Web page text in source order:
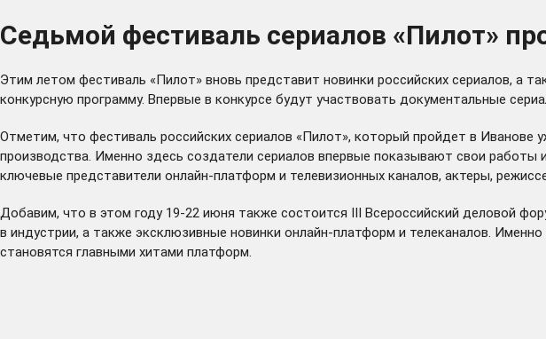
Седьмой фестиваль сериалов «Пилот»
Этим летом фестиваль «Пилот» вновь представит новинки российских сериалов, а
конкурсную программу. Впервые в конкурсе будут участвовать документальные
Отметим, что фестиваль российских сериалов «Пилот», который пройдет в Иванове
производства. Именно здесь создатели сериалов впервые показывают свои
ключевые представители онлайн-платформ и телевизионных каналов, актеры,
Добавим, что в этом году 19-22 июня также состоится III Всероссийский деловой
в индустрии, а также эксклюзивные новинки онлайн-платформ и телеканалов.
становятся главными хитами платформ.